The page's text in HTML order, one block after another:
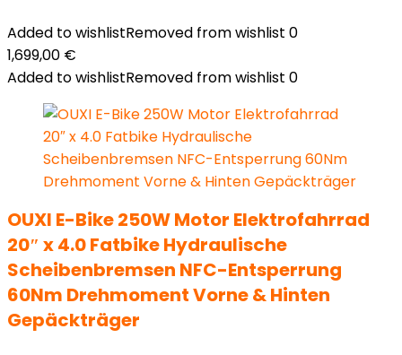
Added to wishlistRemoved from wishlist 0
1,699,00 €
Added to wishlistRemoved from wishlist 0
OUXI E-Bike 250W Motor Elektrofahrrad
20″ x 4.0 Fatbike Hydraulische
Scheibenbremsen NFC-Entsperrung
60Nm Drehmoment Vorne & Hinten
Gepäckträger